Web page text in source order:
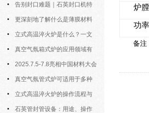
务于对气氛敏感的样品制备
告别封口难题｜石英封口机特
点、操作步骤全拆解，小白也能学
会
更深刻地了解什么是薄膜材料
制备？
立式高温淬火炉是什么？一文
看懂它的基本知识
真空气氛箱式炉的应用领域有
哪些？
2025.7.5-7.8亮相中国材料大会
2025暨新材料科研仪器与设备展
真空气氛管式炉可适用于多种
材料的高温处理
立式高温淬火炉的操作流程与
核心要点解析
石英管封管设备：用途、操作
炉
功率
备注